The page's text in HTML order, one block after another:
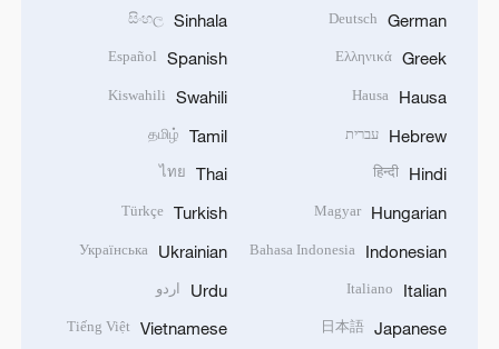
German
Deutsch
Greek
Ελληνικά
Hausa
Hausa
Hebrew עברית
Hindi
हिन्दी
Hungarian
Magyar
Indonesian
Bahasa Indonesia
Italian
Italiano
Japanese
日本語
Sinhala
සිංහල
Spanish
Español
Swahili
Kiswahili
Tamil
தமிழ்
Thai
ไทย
Turkish
Türkçe
Ukrainian
Українська
Urdu اردو
Vietnamese
Tiếng Việt